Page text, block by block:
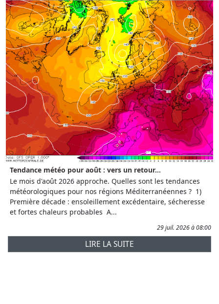
Tendance météo pour août : vers un retour...
Le mois d'août 2026 approche. Quelles sont les tendances
météorologiques pour nos régions Méditerranéennes ? 1)
Première décade : ensoleillement excédentaire, sécheresse
et fortes chaleurs probables A...
29 juil. 2026 à 08:00
LIRE LA SUITE